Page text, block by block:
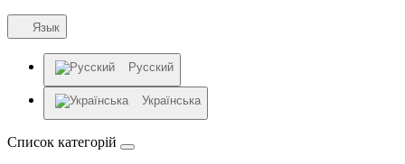
Язык
Русский
Українська
Список категорій